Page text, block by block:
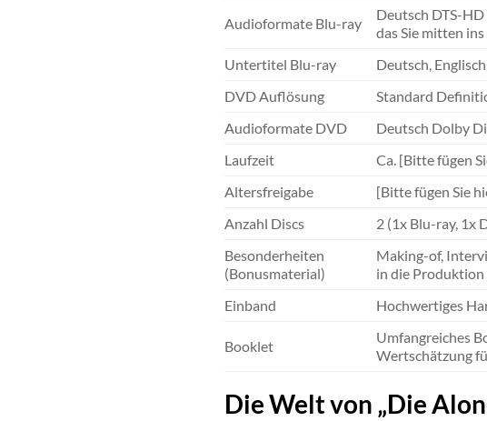
Audioformate Blu-ray
Deutsch DTS-
das Sie mitten
Untertitel Blu-ray
Deutsch,
DVD Auflösung
Standard
Audioformate DVD
Deutsch Dolby
Laufzeit
Ca. [Bitte fügen
Altersfreigabe
[Bitte fügen Sie
Anzahl Discs
2 (1x Blu-ray, 1x
Besonderheiten
(Bonusmaterial)
Making-of,
in die Produktion
Einband
Hochwertiges
Booklet
Umfangreiches
Wertschätzung
Die Welt von „Die